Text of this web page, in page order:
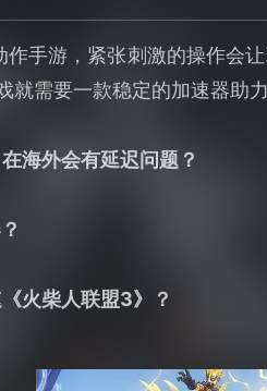
作手游，紧张刺激的操作会
就需要一款稳定的加速器助
海外会有延迟问题？
火柴人联盟3》？